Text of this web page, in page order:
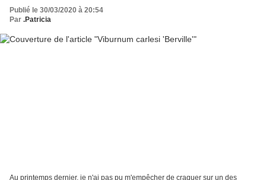
Publié le 30/03/2020 à 20:54
Par .Patricia
Au printemps dernier, je n'ai pas pu m'empêcher de craquer sur un des